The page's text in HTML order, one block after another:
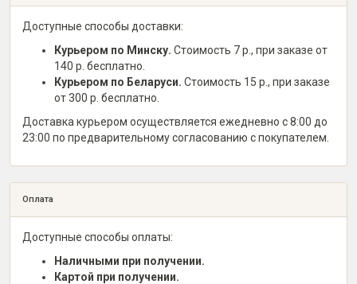
Доступные способы доставки:
Курьером по Минску. Стоимость 7 р., при заказе от
140 р. бесплатно.
Курьером по Беларуси. Стоимость 15 р., при заказе
от 300 р. бесплатно.
Доставка курьером осуществляется ежедневно с 8:00 до
23:00 по предварительному согласованию с покупателем.
Оплата
Доступные способы оплаты:
Наличными при получении.
Картой при получении.